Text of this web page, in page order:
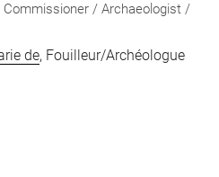
/ Archaeologist /
de, Fouilleur/Archéologue